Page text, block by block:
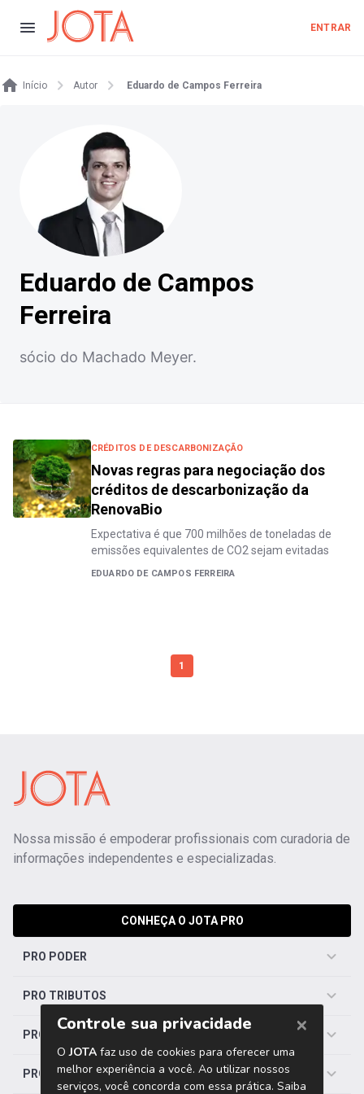
ENTRAR
Início Autor Eduardo de Campos Ferreira
Eduardo de Campos
Ferreira
sócio do Machado Meyer.
CRÉDITOS DE DESCARBONIZAÇÃO
Novas regras para negociação dos
créditos de descarbonização da
RenovaBio
Expectativa é que 700 milhões de toneladas de
emissões equivalentes de CO2 sejam evitadas
EDUARDO DE CAMPOS FERREIRA
1
Nossa missão é empoderar profissionais com curadoria de
informações independentes e especializadas.
CONHEÇA O JOTA PRO
PRO PODER
PRO TRIBUTOS
PRO TRABALHISTA
PRO SAÚDE